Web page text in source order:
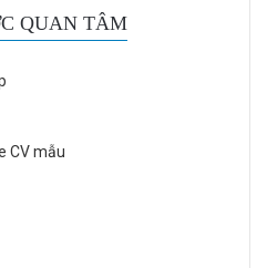
QUAN TÂM
CV mẫu